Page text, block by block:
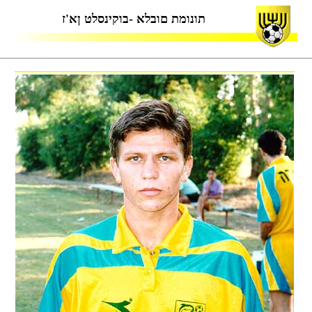
תונומת םובלא -בוקינסלט ןא'ז